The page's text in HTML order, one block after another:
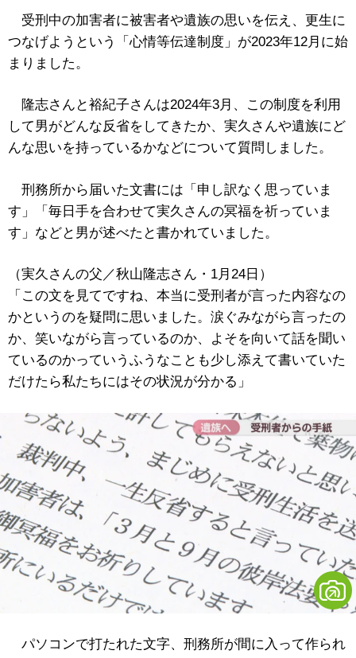
受刑中の加害者に被害者や遺族の思いを伝え、更生に
つなげようという「心情等伝達制度」が2023年12月に始
まりました。
隆志さんと裕紀子さんは2024年3月、この制度を利用
して男がどんな反省をしてきたか、実久さんや遺族にど
んな思いを持っているかなどについて質問しました。
刑務所から届いた文書には「申し訳なく思っていま
す」「毎日手を合わせて実久さんの冥福を祈っていま
す」などと男が述べたと書かれていました。
（実久さんの父／秋山隆志さん・1月24日）
「この文を見てですね、本当に受刑者が言った内容なの
かというのを疑問に思いました。涙ぐみながら言ったの
か、笑いながら言っているのか、よそを向いて話を聞い
ているのかっていうふうなことも少し添えて書いていた
だけたら私たちにはその状況が分かる」
パソコンで打たれた文字、刑務所が間に入って作られ